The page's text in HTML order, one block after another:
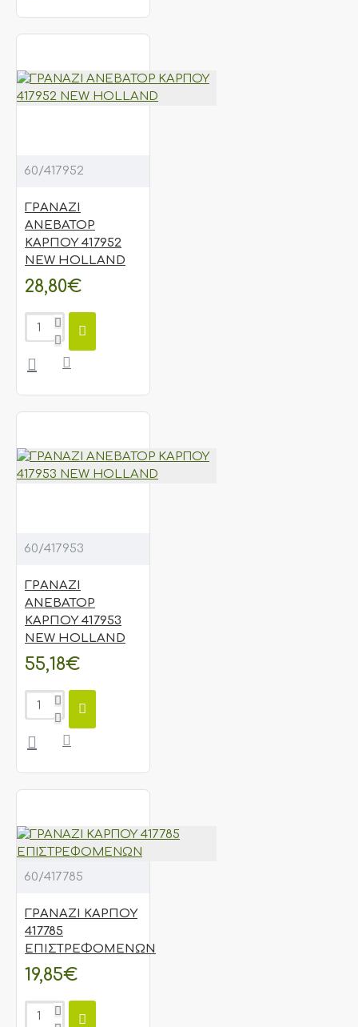
60/417952
ΓΡΑΝΑΖΙ
ΑΝΕΒΑΤΟΡ
ΚΑΡΠΟΥ 417952
NEW HOLLAND
28,80€
60/417953
ΓΡΑΝΑΖΙ
ΑΝΕΒΑΤΟΡ
ΚΑΡΠΟΥ 417953
NEW HOLLAND
55,18€
60/417785
ΓΡΑΝΑΖΙ ΚΑΡΠΟΥ
417785
ΕΠΙΣΤΡΕΦΟΜΕΝΩΝ
19,85€